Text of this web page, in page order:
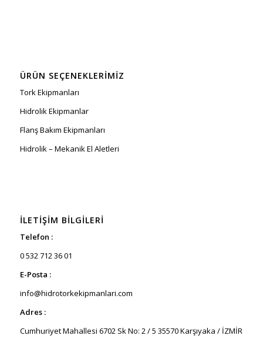
ÜRÜN SEÇENEKLERIMIZ
Tork Ekipmanları
Hidrolik Ekipmanlar
Flanş Bakım Ekipmanları
Hidrolik – Mekanik El Aletleri
İLETIŞIM BILGILERI
Telefon :
0 532 712 36 01
E-Posta :
info@hidrotorkekipmanlari.com
Adres :
Cumhuriyet Mahallesi 6702 Sk No: 2 / 5 35570 Karşıyaka / İZMİR